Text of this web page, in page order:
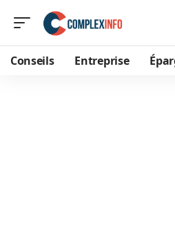
Conseils Entreprise